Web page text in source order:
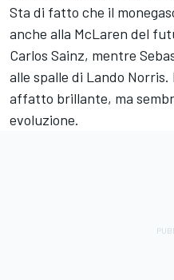
Sta di fatto che il
anche alla McLaren del
Carlos Sainz, mentre
alle spalle di Lando Norris.
affatto brillante, ma
evoluzione.